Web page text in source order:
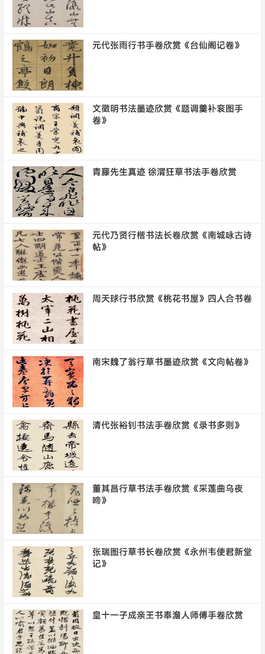
元代张雨行书手卷欣赏《台仙阁记卷》
文徵明书法墨迹欣赏《题调羹补衮图手
卷》
青藤先生真迹 徐渭狂草书法手卷欣赏
元代乃贤行楷书法长卷欣赏《南城咏古诗
帖》
周天球行书欣赏《桃花书屋》四人合书卷
南宋魏了翁行草书墨迹欣赏《文向帖卷》
清代张裕钊书法手卷欣赏《录书多则》
董其昌行草书法手卷欣赏《采莲曲乌夜
啼》
张瑞图行草书长卷欣赏《永州韦使君新堂
记》
皇十一子成亲王书奉澹人师傅手卷欣赏